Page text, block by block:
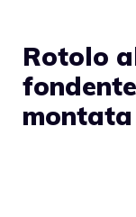
Rotolo
montata